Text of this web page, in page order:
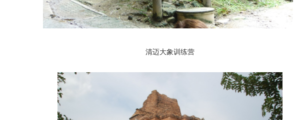
清迈大象训练营